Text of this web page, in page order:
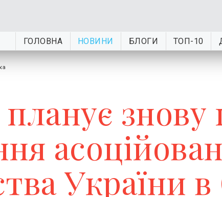
ГОЛОВНА НОВИНИ БЛОГИ ТОП-10
України